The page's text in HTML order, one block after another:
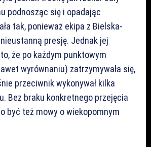
podnosząc się i opadając
tak, ponieważ ekipa z Bielska-
nieustanną presję. Jednak jej
że po każdym punktowym
wyrównaniu) zatrzymywała się,
przeciwnik wykonywał kilka
Bez braku konkretnego przejęcia
być też mowy o wiekopomnym